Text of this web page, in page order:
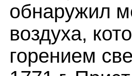
обнаружил
воздуха,
горением